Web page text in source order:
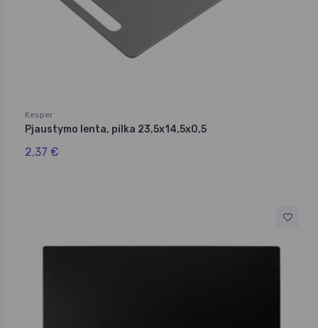
Kesper
Pjaustymo lenta, pilka 23,5x14,5x0,5
2,37 €